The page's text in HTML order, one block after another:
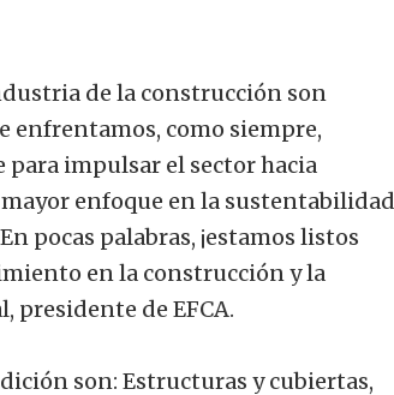
de la construcción son
enfrentamos, como siempre,
para impulsar el sector hacia
enfoque en la sustentabilidad
pocas palabras, ¡estamos listos
en la construcción y la
presidente de EFCA.
son: Estructuras y cubiertas,